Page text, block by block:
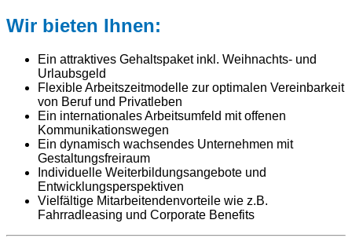
Wir bieten Ihnen:
Ein attraktives Gehaltspaket inkl. Weihnachts- und
Urlaubsgeld
Flexible Arbeitszeitmodelle zur optimalen Vereinbarkeit
von Beruf und Privatleben
Ein internationales Arbeitsumfeld mit offenen
Kommunikationswegen
Ein dynamisch wachsendes Unternehmen mit
Gestaltungsfreiraum
Individuelle Weiterbildungsangebote und
Entwicklungsperspektiven
Vielfältige Mitarbeitendenvorteile wie z.B.
Fahrradleasing und Corporate Benefits